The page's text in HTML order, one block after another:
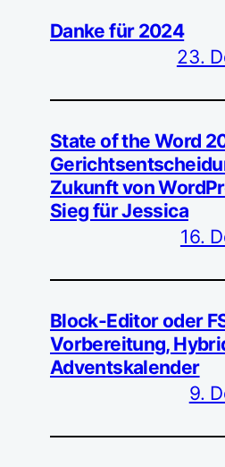
Danke für 2024
23.
State of the Word
Zukunft von
Sieg für Jessica
16.
Block-Editor oder
Vorbereitung,
Adventskalender
9.